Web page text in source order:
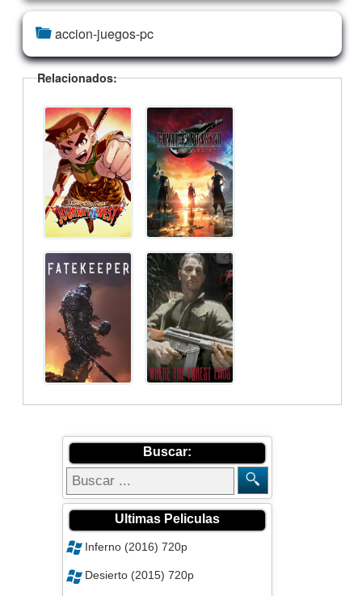
accion-juegos-pc
Relacionados:
Buscar:
Ultimas Peliculas
Inferno (2016) 720p
Desierto (2015) 720p